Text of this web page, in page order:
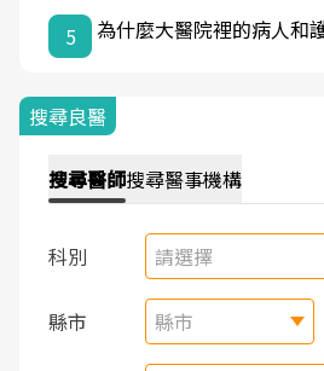
5 為什麼大醫院裡的病人和
搜尋良醫
搜尋醫師搜尋醫事機構
科別 請選擇
縣市 縣市